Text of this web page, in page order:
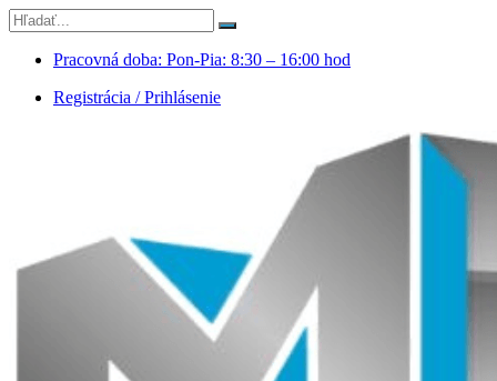
Pracovná doba: Pon-Pia: 8:30 – 16:00 hod
Registrácia / Prihlásenie